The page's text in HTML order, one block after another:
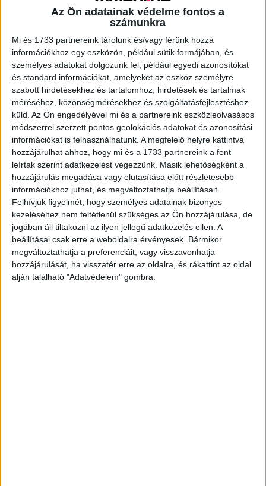
Az Ön adatainak védelme fontos a
számunkra
Mi és 1733 partnereink tárolunk és/vagy férünk hozzá
információkhoz egy eszközön, például sütik formájában, és
személyes adatokat dolgozunk fel, például egyedi azonosítókat
és standard információkat, amelyeket az eszköz személyre
szabott hirdetésekhez és tartalomhoz, hirdetések és tartalmak
méréséhez, közönségmérésekhez és szolgáltatásfejlesztéshez
küld. Az Ön engedélyével mi és a partnereink eszközleolvasásos
módszerrel szerzett pontos geolokációs adatokat és azonosítási
információkat is felhasználhatunk. A megfelelő helyre kattintva
hozzájárulhat ahhoz, hogy mi és a 1733 partnereink a fent
leírtak szerint adatkezelést végezzünk. Másik lehetőségként a
hozzájárulás megadása vagy elutasítása előtt részletesebb
információkhoz juthat, és megváltoztathatja beállításait.
Felhívjuk figyelmét, hogy személyes adatainak bizonyos
kezeléséhez nem feltétlenül szükséges az Ön hozzájárulása, de
jogában áll tiltakozni az ilyen jellegű adatkezelés ellen. A
beállításai csak erre a weboldalra érvényesek. Bármikor
megváltoztathatja a preferenciáit, vagy visszavonhatja
hozzájárulását, ha visszatér erre az oldalra, és rákattint az oldal
alján található "Adatvédelem" gombra.
Új hírcsatornák a DirectNow kínálatában
Média 2022. január 17.
Két új hírcsatornával bővültek a Direct Now alkalmazásban
elérhető tartalmak, ezzel most már 96-ra emelkedett azon
csatornák száma, melyek mobiltelefonon, tableten,
laptopon vagy okostévén...